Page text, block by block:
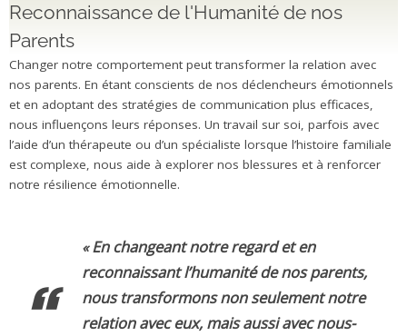
Reconnaissance de l'Humanité de nos
Parents
Changer notre comportement peut transformer la relation avec
nos parents. En étant conscients de nos déclencheurs émotionnels
et en adoptant des stratégies de communication plus efficaces,
nous influençons leurs réponses. Un travail sur soi, parfois avec
l’aide d’un thérapeute ou d’un spécialiste lorsque l’histoire familiale
est complexe, nous aide à explorer nos blessures et à renforcer
notre résilience émotionnelle.
«En changeant notre regard et en
reconnaissant l’humanité de nos parents,
nous transformons non seulement notre
relation avec eux, mais aussi avec nous-